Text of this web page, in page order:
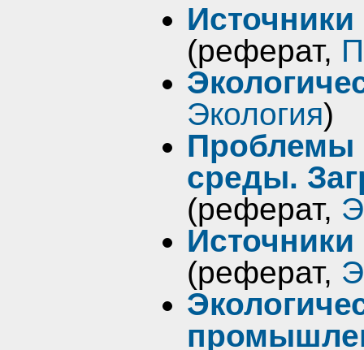
Источники
(реферат,
Экология)
Проблемы
среды.
(реферат,
Источники
(реферат,